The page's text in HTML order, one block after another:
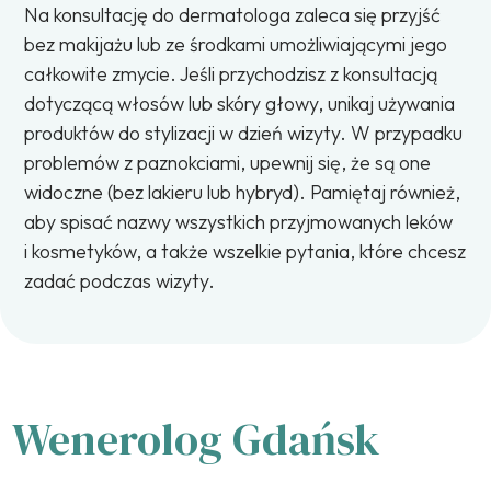
Na konsultację do dermatologa zaleca się przyjść
bez makijażu lub ze środkami umożliwiającymi jego
całkowite zmycie. Jeśli przychodzisz z konsultacją
dotyczącą włosów lub skóry głowy, unikaj używania
produktów do stylizacji w dzień wizyty. W przypadku
problemów z paznokciami, upewnij się, że są one
widoczne (bez lakieru lub hybryd). Pamiętaj również,
aby spisać nazwy wszystkich przyjmowanych leków
i kosmetyków, a także wszelkie pytania, które chcesz
zadać podczas wizyty.
Wenerolog Gdańsk